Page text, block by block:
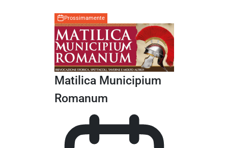
Prossimamente
Matilica Municipium
Romanum